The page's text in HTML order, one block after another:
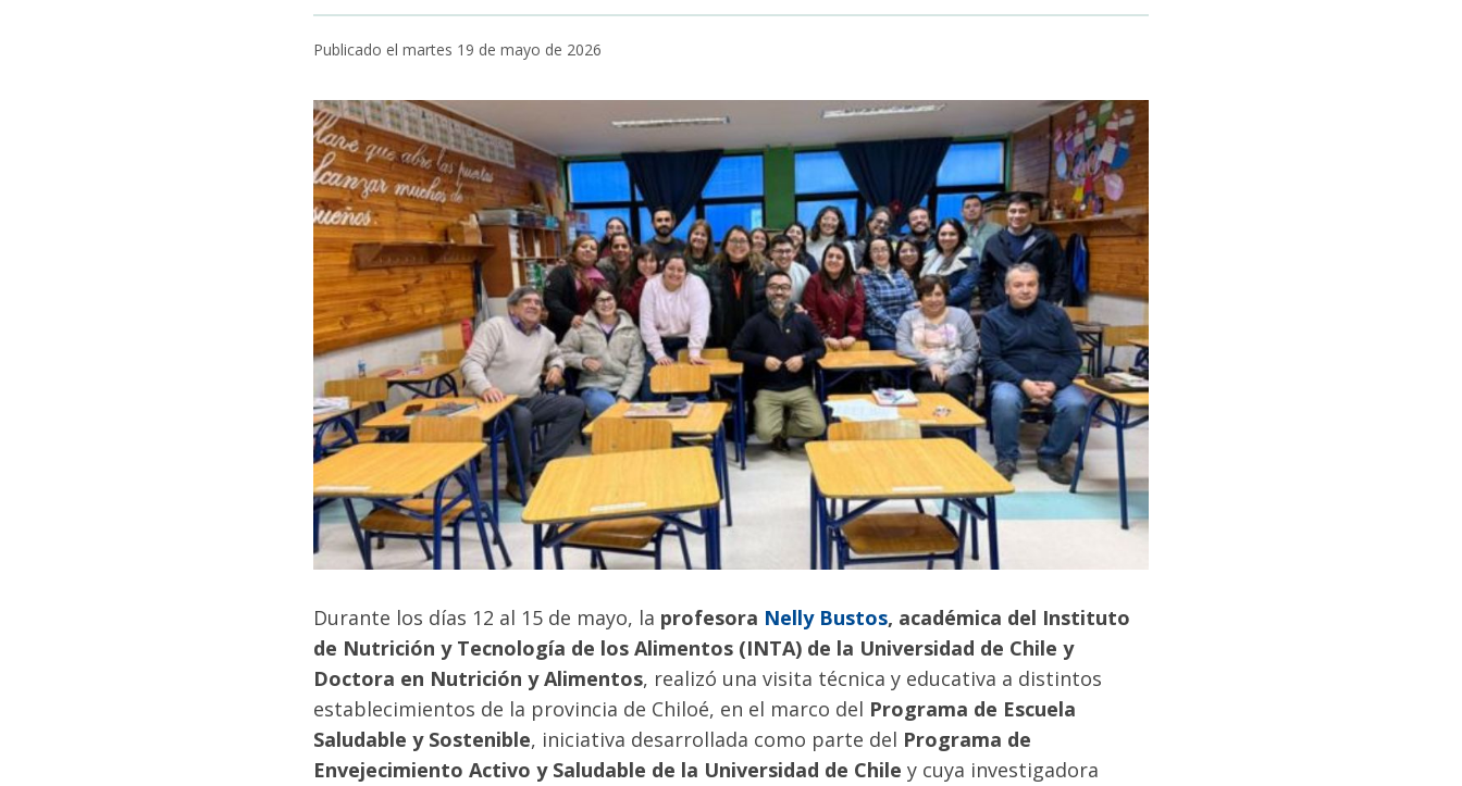
Publicado el martes 19 de mayo de 2026
Durante los días 12 al 15 de mayo, la profesora Nelly Bustos, académica del Instituto
de Nutrición y Tecnología de los Alimentos (INTA) de la Universidad de Chile y
Doctora en Nutrición y Alimentos, realizó una visita técnica y educativa a distintos
establecimientos de la provincia de Chiloé, en el marco del Programa de Escuela
Saludable y Sostenible, iniciativa desarrollada como parte del Programa de
Envejecimiento Activo y Saludable de la Universidad de Chile y cuya investigadora